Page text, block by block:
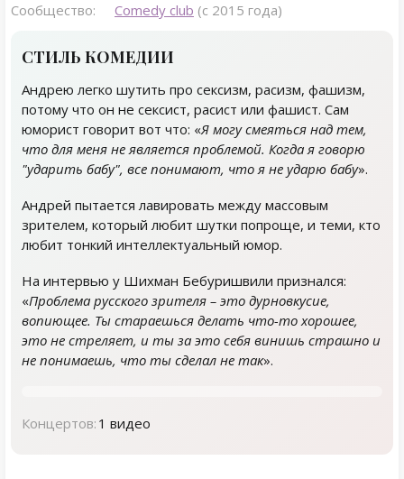
Сообщество:
Comedy club (с 2015 года)
CТИЛЬ КОМЕДИИ
Андрею легко шутить про сексизм, расизм, фашизм,
потому что он не сексист, расист или фашист. Сам
юморист говорит вот что: «Я могу смеяться над тем,
что для меня не является проблемой. Когда я говорю
"ударить бабу", все понимают, что я не ударю бабу».
Андрей пытается лавировать между массовым
зрителем, который любит шутки попроще, и теми, кто
любит тонкий интеллектуальный юмор.
На интервью у Шихман Бебуришвили признался:
«Проблема русского зрителя – это дурновкусие,
вопиющее. Ты стараешься делать что-то хорошее,
это не стреляет, и ты за это себя винишь страшно и
не понимаешь, что ты сделал не так».
Концертов: 1 видео